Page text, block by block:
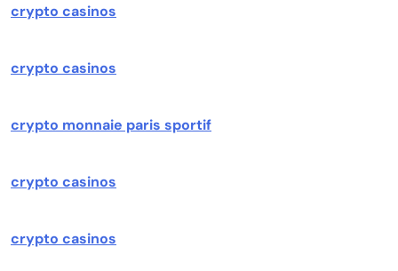
crypto casinos
crypto casinos
crypto monnaie paris sportif
crypto casinos
crypto casinos